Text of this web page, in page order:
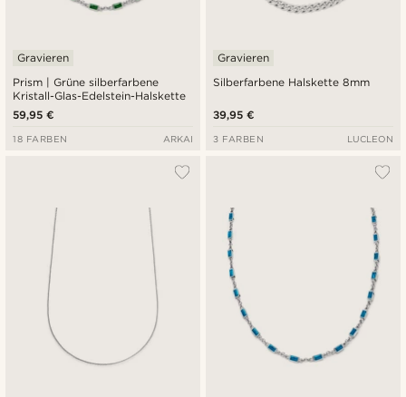
Prism | Grüne silberfarbene
Kristall-Glas-Edelstein-Halskette
Gravieren
59,95 €
18 FARBEN ARKAI
Silberfarbene Halskette 8mm
Gravieren
39,95 €
3 FARBEN LUCLEON